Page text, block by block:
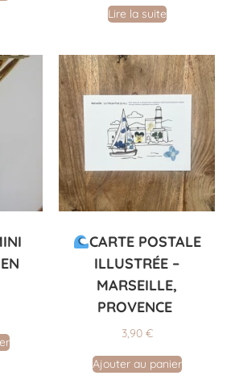
Lire la suite
CARTE POSTALE
ILLUSTRÉE –
MARSEILLE,
PROVENCE
3,90 €
Ajouter au panier